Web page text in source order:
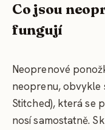
Co jsou
fungují
Neoprenové
neoprenu, obvykle
Stitched), která se
nosí samostatně.